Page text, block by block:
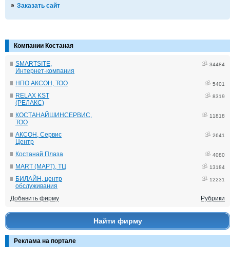
Заказать сайт
Компании Костаная
SMARTSITE,
Интернет-компания
34484
НПО АКСОН, ТОО 5401
RELAX KST
(РЕЛАКС)
8319
КОСТАНАЙШИНСЕРВИС,
ТОО
11818
АКСОН, Сервис
Центр
2641
Костанай Плаза 4080
MART (МАРТ), ТЦ 13184
БИЛАЙН, центр
обслуживания
12231
Добавить фирму Рубрики
Найти фирму
Реклама на портале